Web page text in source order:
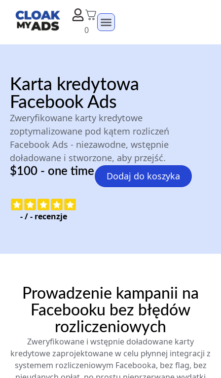
0
Karta kredytowa
Facebook Ads
Zweryfikowane karty kredytowe
zoptymalizowane pod kątem rozliczeń
Facebook Ads - niezawodne, wstępnie
doładowane i stworzone, aby przejść.
$100 - one time
Dodaj do koszyka
-/- recenzje
Prowadzenie kampanii na
Facebooku bez błędów
rozliczeniowych
Zweryfikowane i wstępnie doładowane karty
kredytowe zaprojektowane w celu płynnej integracji z
systemem rozliczeniowym Facebooka, bez flag, bez